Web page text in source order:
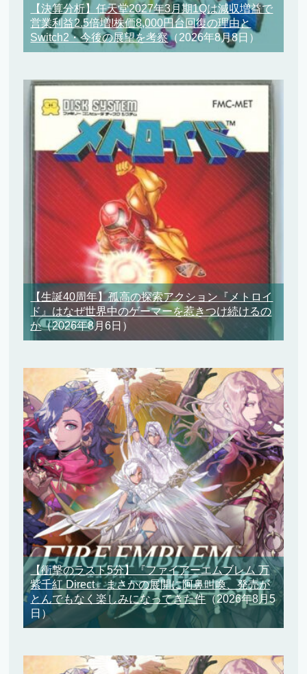
【決算分析】任天堂2027年3月期1Qは減収増益で
営業利益2.5倍増!株価8,000円台回復の理由と
Switch2・今後の展望を考察（2026年8月8日）
【生誕40周年】孤高の探索アクション『メトロイ
ド』はなぜ世界中のゲーマーを惹きつけ続けるの
か（2026年8月6日）
【衝撃のラスト5分】『ファイアーエムブレム 万
紫千紅 Direct』まさかの展開に阿鼻叫喚、発売が
とんでもなく楽しみになってきた件（2026年8月5
日）